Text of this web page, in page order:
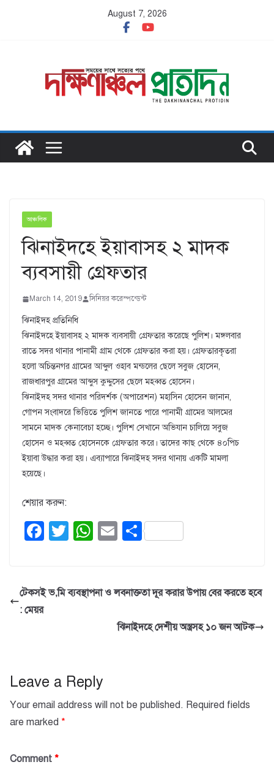
August 7, 2026
আঞ্চলিক
ঝিনাইদহে ইয়াবাসহ ২ মাদক
ব্যবসায়ী গ্রেফতার
March 14, 2019 সিনিয়র করেস্পন্ডেন্ট
ঝিনাইদহ প্রতিনিধি
ঝিনাইদহে ইয়াবাসহ ২ মাদক ব্যবসায়ী গ্রেফতার করেছে পুলিশ। মঙ্গলবার
রাতে সদর থানার পানামী গ্রাম থেকে গ্রেফতার করা হয়। গ্রেফতারকৃতরা
হলো অচিন্তনগর গ্রামের আব্দুল ওহাব মন্ডলের ছেলে সবুজ হোসেন,
রাজধারপুর গ্রামের আব্দুস কুদ্দুসের ছেলে মহব্বত হোসেন।
ঝিনাইদহ সদর থানার পরিদর্শক (অপারেশন) মহাসিন হোসেন জানান,
গোপন সংবাদরে ভিত্তিতে পুলিশ জানতে পারে পানামী গ্রামের আলমের
সামনে মাদক কেনাবেচা হচ্ছে। পুলিশ সেখানে অভিযান চালিয়ে সবুজ
হোসেন ও মহব্বত হোসেনকে গ্রেফতার করে। তাদের কাছ থেকে ৪০পিচ
ইয়াবা উদ্ধার করা হয়। এব্যাপারে ঝিনাইদহ সদর থানায় একটি মামলা
হয়েছে।
শেয়ার করুন:
F
e
b
T
er
W
s
E S
e
টেকসই ভ‚মি ব্যবস্থাপনা ও লবনাক্ততা দূর করার উপায় বের করতে হবে
: মেয়র
ঝিনাইদহে দেশীয় অস্ত্রসহ ১০ জন আটক
Leave a Reply
Your email address will not be published. Required fields
are marked *
Comment *